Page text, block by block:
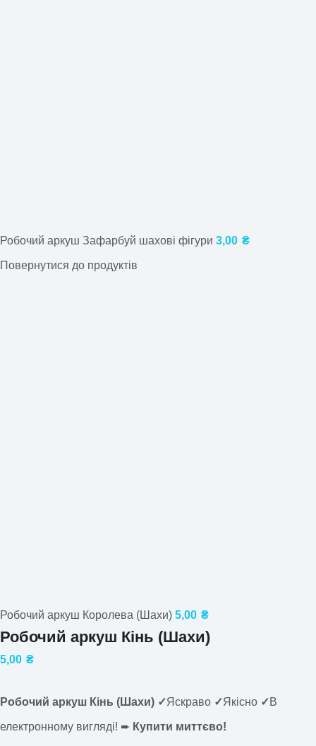
Робочий аркуш Зафарбуй шахові фігури 3,00 ₴
Повернутися до продуктів
Робочий аркуш Королева (Шахи) 5,00 ₴
Робочий аркуш Кінь (Шахи)
5,00 ₴
Робочий аркуш Кінь (Шахи) ✓Яскраво ✓Якісно ✓В
електронному вигляді! ➨ Купити миттєво!